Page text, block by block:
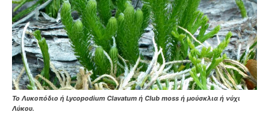
Το Λυκοπόδιο ή Lycopodium Clavatum ή Club moss ή μούσκλια ή νύχι
Λύκου.